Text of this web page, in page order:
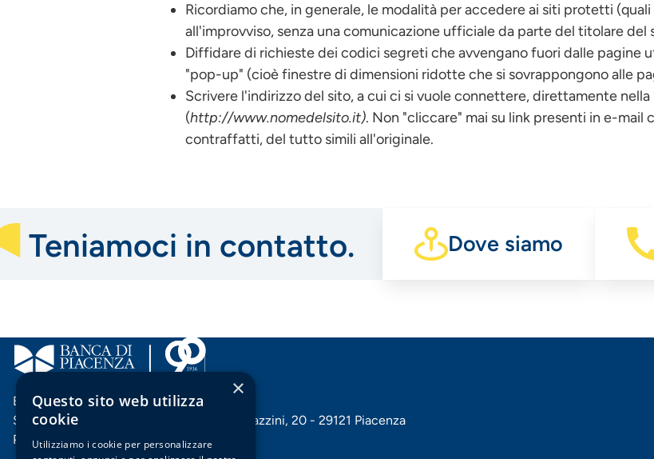
Ricordiamo che, in generale, le modalità per accedere ai siti protetti
all'improvviso, senza una comunicazione ufficiale da parte del titolare del
Diffidare di richieste dei codici segreti che avvengano fuori dalle pagine
"pop-up" (cioè finestre di dimensioni ridotte che si sovrappongono alle
Scrivere l'indirizzo del sito, a cui ci si vuole connettere, direttamente nella
(http://www.nomedelsito.it). Non "cliccare" mai su link presenti in e-
contraffatti, del tutto simili all'originale.
Teniamoci in contatto. Dove siamo
Banca di Piacenza soc. coop. per azioni
Sede centrale e Direzione generale: Via Mazzini, 20 - 29121 Piacenza
P. IVA 00144060332
×
Questo sito web utilizza
cookie
Utilizziamo i cookie per personalizzare